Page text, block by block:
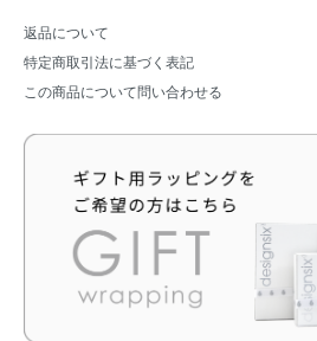
返品について
特定商取引法に基づく表記
この商品について問い合わせる